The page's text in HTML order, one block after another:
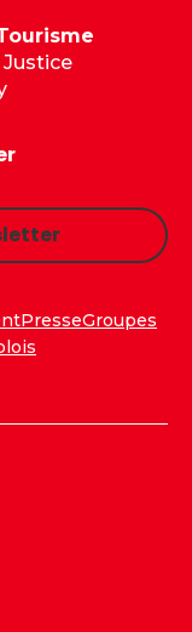
Justice
PresseGroupes